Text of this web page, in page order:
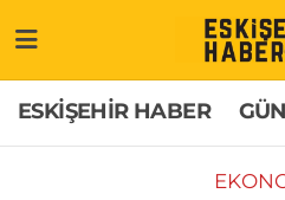
ESKİŞEHİR HABER
GÜNDEM
Hakkımızda
Odunpazarı Trafik